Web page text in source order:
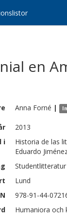
en
Anna Forné |
2013
i
Historia de las
Eduardo
Studentlitteratur
Lund
978-91-44-
Humaniora